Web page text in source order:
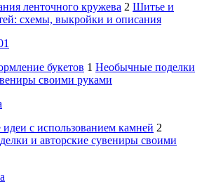
ленточного кружева 2 Шитье и
схемы, выкройки и описания
букетов 1 Необычные поделки
своими руками
с использованием камней 2
и авторские сувениры своими